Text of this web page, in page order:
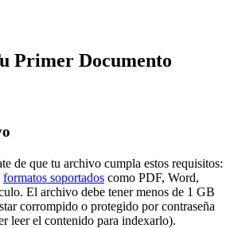
Primer Documento
de que tu archivo cumpla estos requisitos:
formatos soportados como PDF, Word,
El archivo debe tener menos de 1 GB
corrompido o protegido por contraseña
leer el contenido para indexarlo).